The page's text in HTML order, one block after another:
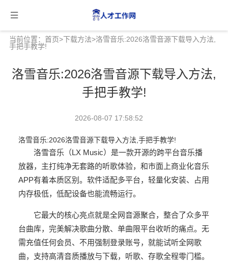
当前位置： 首页>下载方法>洛雪音乐:2026洛雪音源下载导入方法,
手把手教学!
洛雪音乐:2026洛雪音源下载导入方法,
手把手教学!
2026-08-07 17:58:52
洛雪音乐:2026洛雪音源下载导入方法,手把手教学!
洛雪音乐（LX Music）是一款开源的跨平台音乐播
放器，主打纯净无套路的听歌体验，和市面上商业化音乐
APP有着本质区别。软件适配多平台，轻量化安装、占用
内存极低，低配设备也能流畅运行。
它最大的核心亮点就是全网音源聚合，整合了众多平
台曲库，完美解决歌曲分散、单曲限平台收听的痛点。无
需充值任何会员、不用强制登录账号，就能试听全网歌
曲，支持高清音质播放与下载，听歌、存歌全程零门槛。